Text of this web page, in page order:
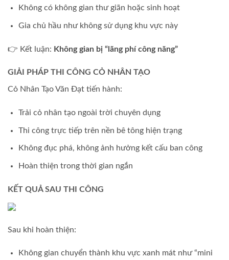
Không có không gian thư giãn hoặc sinh hoạt
Gia chủ hầu như không sử dụng khu vực này
👉 Kết luận: Không gian bị “lãng phí công năng”
GIẢI PHÁP THI CÔNG CỎ NHÂN TẠO
Cỏ Nhân Tạo Văn Đạt tiến hành:
Trải cỏ nhân tạo ngoài trời chuyên dụng
Thi công trực tiếp trên nền bê tông hiện trạng
Không đục phá, không ảnh hưởng kết cấu ban công
Hoàn thiện trong thời gian ngắn
KẾT QUẢ SAU THI CÔNG
Sau khi hoàn thiện:
Không gian chuyển thành khu vực xanh mát như “mini